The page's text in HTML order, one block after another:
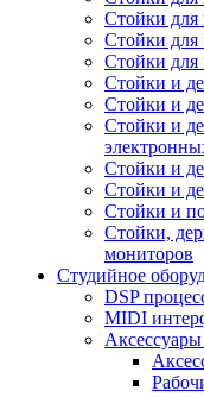
Стойки для
Стойки для
Стойки для
Стойки и
Стойки и
Стойки и
Стойки и
Стойки и
Стойки и
Стойки,
мониторов
Студийное
DSP
MIDI